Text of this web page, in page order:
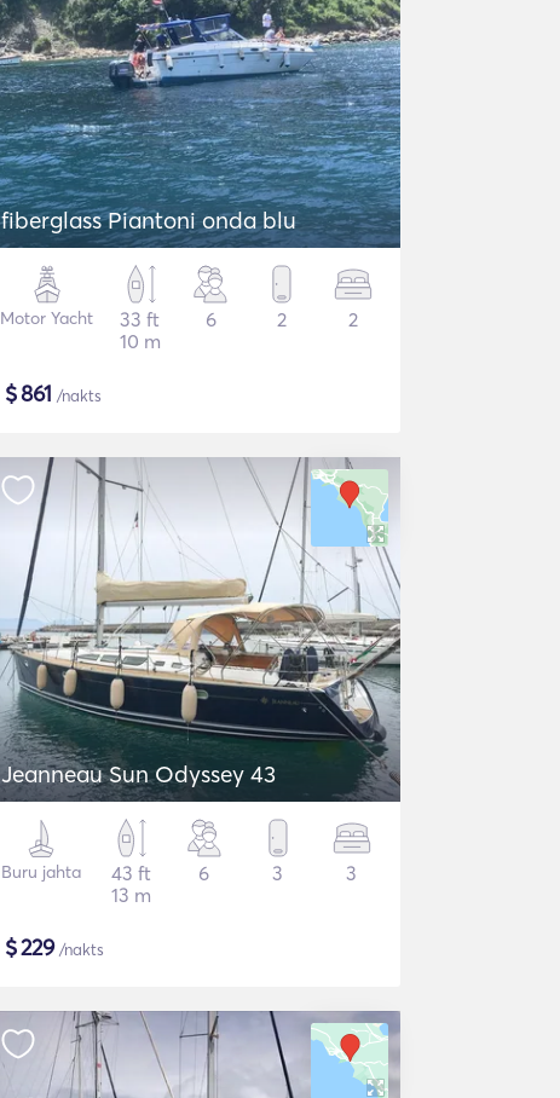
fiberglass Piantoni onda blu
Motor Yacht
33 ft
10 m
6 2 2
$861 /nakts
Jeanneau Sun Odyssey 43
Buru jahta
43 ft
13 m
6 3 3
$229/nakts